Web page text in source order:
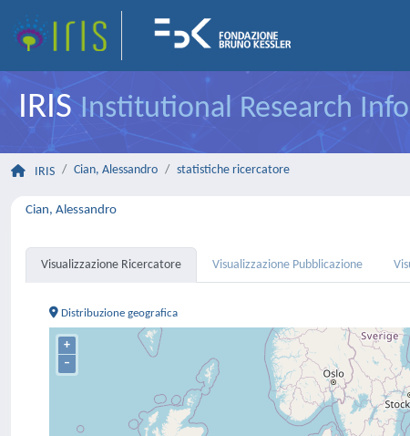
IRISInstitutional Research
IRIS Cian, Alessandro statistiche ricercatore
Cian, Alessandro
Visualizzazione Ricercatore Visualizzazione Pubblicazione
Distribuzione geografica
+
–